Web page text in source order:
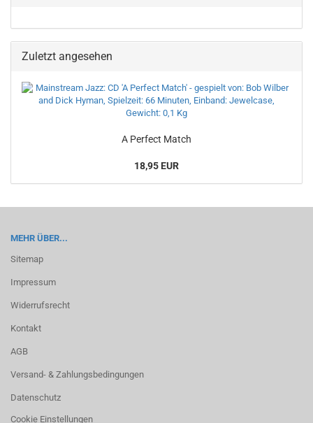
Zuletzt angesehen
A Perfect Match
18,95 EUR
MEHR ÜBER...
Sitemap
Impressum
Widerrufsrecht
Kontakt
AGB
Versand- & Zahlungsbedingungen
Datenschutz
Cookie Einstellungen